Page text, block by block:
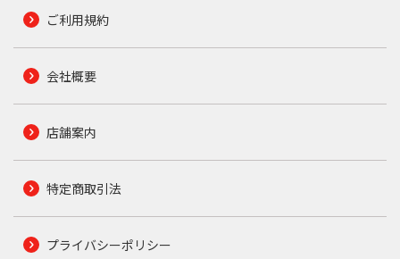
ご利用規約
会社概要
店舗案内
特定商取引法
プライバシーポリシー